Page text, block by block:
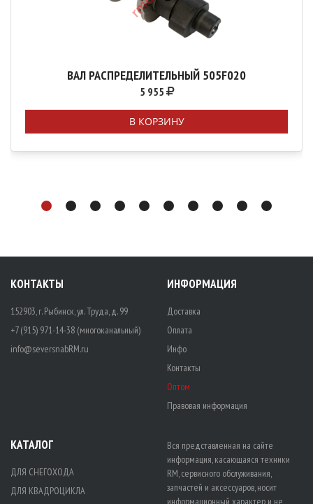
ВАЛ РАСПРЕДЕЛИТЕЛЬНЫЙ 505F020
5 955
В КОРЗИНУ
КОНТАКТЫ
152903, г. Рыбинск, ул. Труда, д. 99
+7 (915) 971-14-38 (многоканальный)
info@seversnabRM.ru
ИНФОРМАЦИЯ
Доставка
Оплата
Инфо
Контакты
Оптом
Правовая информация
КАТАЛОГ
ДЛЯ СНЕГОХОДА
ДЛЯ КВАДРОЦИКЛА
Вся представленная на сайте
информация, касающаяся техники
RM, сервисного обслуживания,
запчастей и аксессуаров, носит
информационный характер и не